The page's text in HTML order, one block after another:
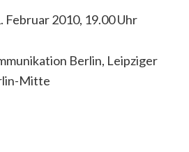
2010, 19.00 Uhr
Berlin, Leipziger
Mitte